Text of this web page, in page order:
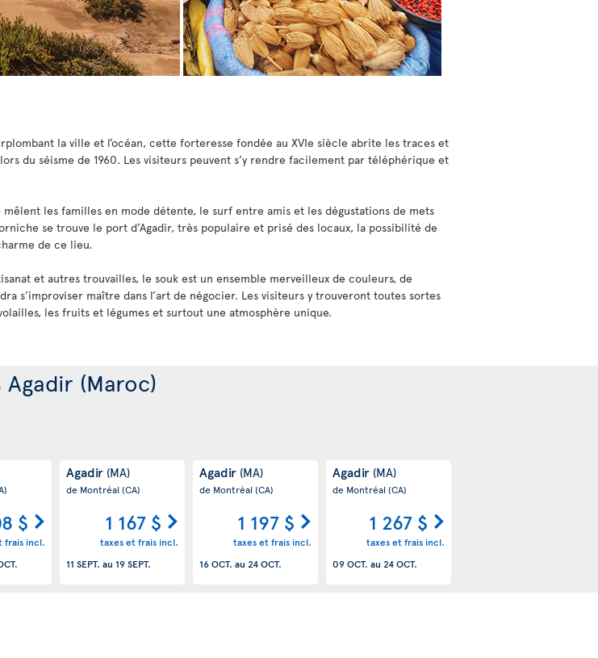
la ville et l’océan, cette forteresse fondée au XVIe siècle abrite les traces et
du séisme de 1960. Les visiteurs peuvent s’y rendre facilement par téléphérique et
mêlent les familles en mode détente, le surf entre amis et les dégustations de mets
se trouve le port d’Agadir, très populaire et prisé des locaux, la possibilité de
de ce lieu.
et autres trouvailles, le souk est un ensemble merveilleux de couleurs, de
s’improviser maître dans l’art de négocier. Les visiteurs y trouveront toutes sortes
les fruits et légumes et surtout une atmosphère unique.
(Maroc)
$
frais incl.
Agadir (MA)
de Montréal(CA)
1 167 $
taxes et frais incl.
11 SEPT. au 19 SEPT.
Agadir (MA)
de Montréal(CA)
1 197 $
taxes et frais incl.
16 OCT. au 24 OCT.
Agadir (MA)
de Montréal(CA)
1 267 $
taxes et frais incl.
09 OCT. au 24 OCT.